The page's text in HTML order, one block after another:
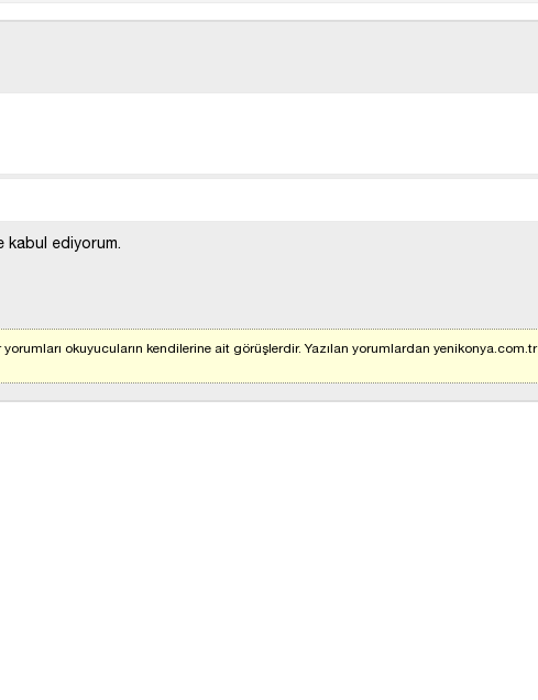
kabul ediyorum.
okuyucuların kendilerine ait görüşlerdir. Yazılan yorumlardan yenikonya.com.tr